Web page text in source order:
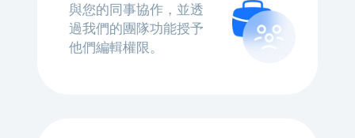
與您的同事協作，並透
過我們的團隊功能授予
他們編輯權限。